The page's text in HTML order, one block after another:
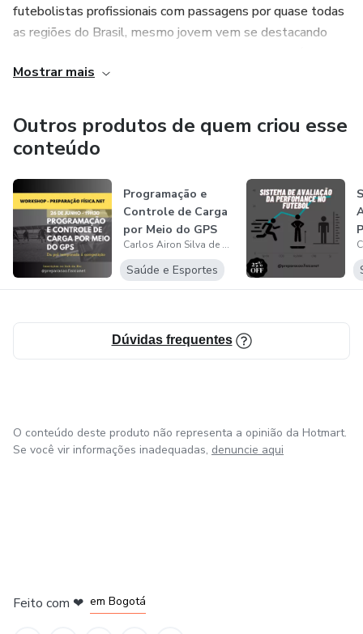
futebolistas profissionais com passagens por quase todas
as regiões do Brasil, mesmo jovem vem se destacando
atuais na profissão.
Mostrar mais
Outros produtos de quem criou esse
conteúdo
Programação e
Controle de Carga
por Meio do GPS
Carlos Airon Silva de Melo
Saúde e Esportes
Dúvidas frequentes
O conteúdo deste produto não representa a opinião da Hotmart.
Se você vir informações inadequadas, denuncie aqui
Feito com ❤ em Bogotá